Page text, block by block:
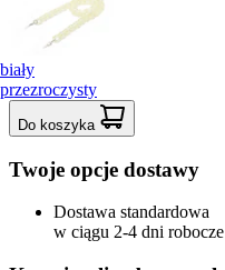
biały
przezroczysty
Do koszyka
Twoje opcje dostawy
Dostawa standardowa
w ciągu 2-4 dni robocze